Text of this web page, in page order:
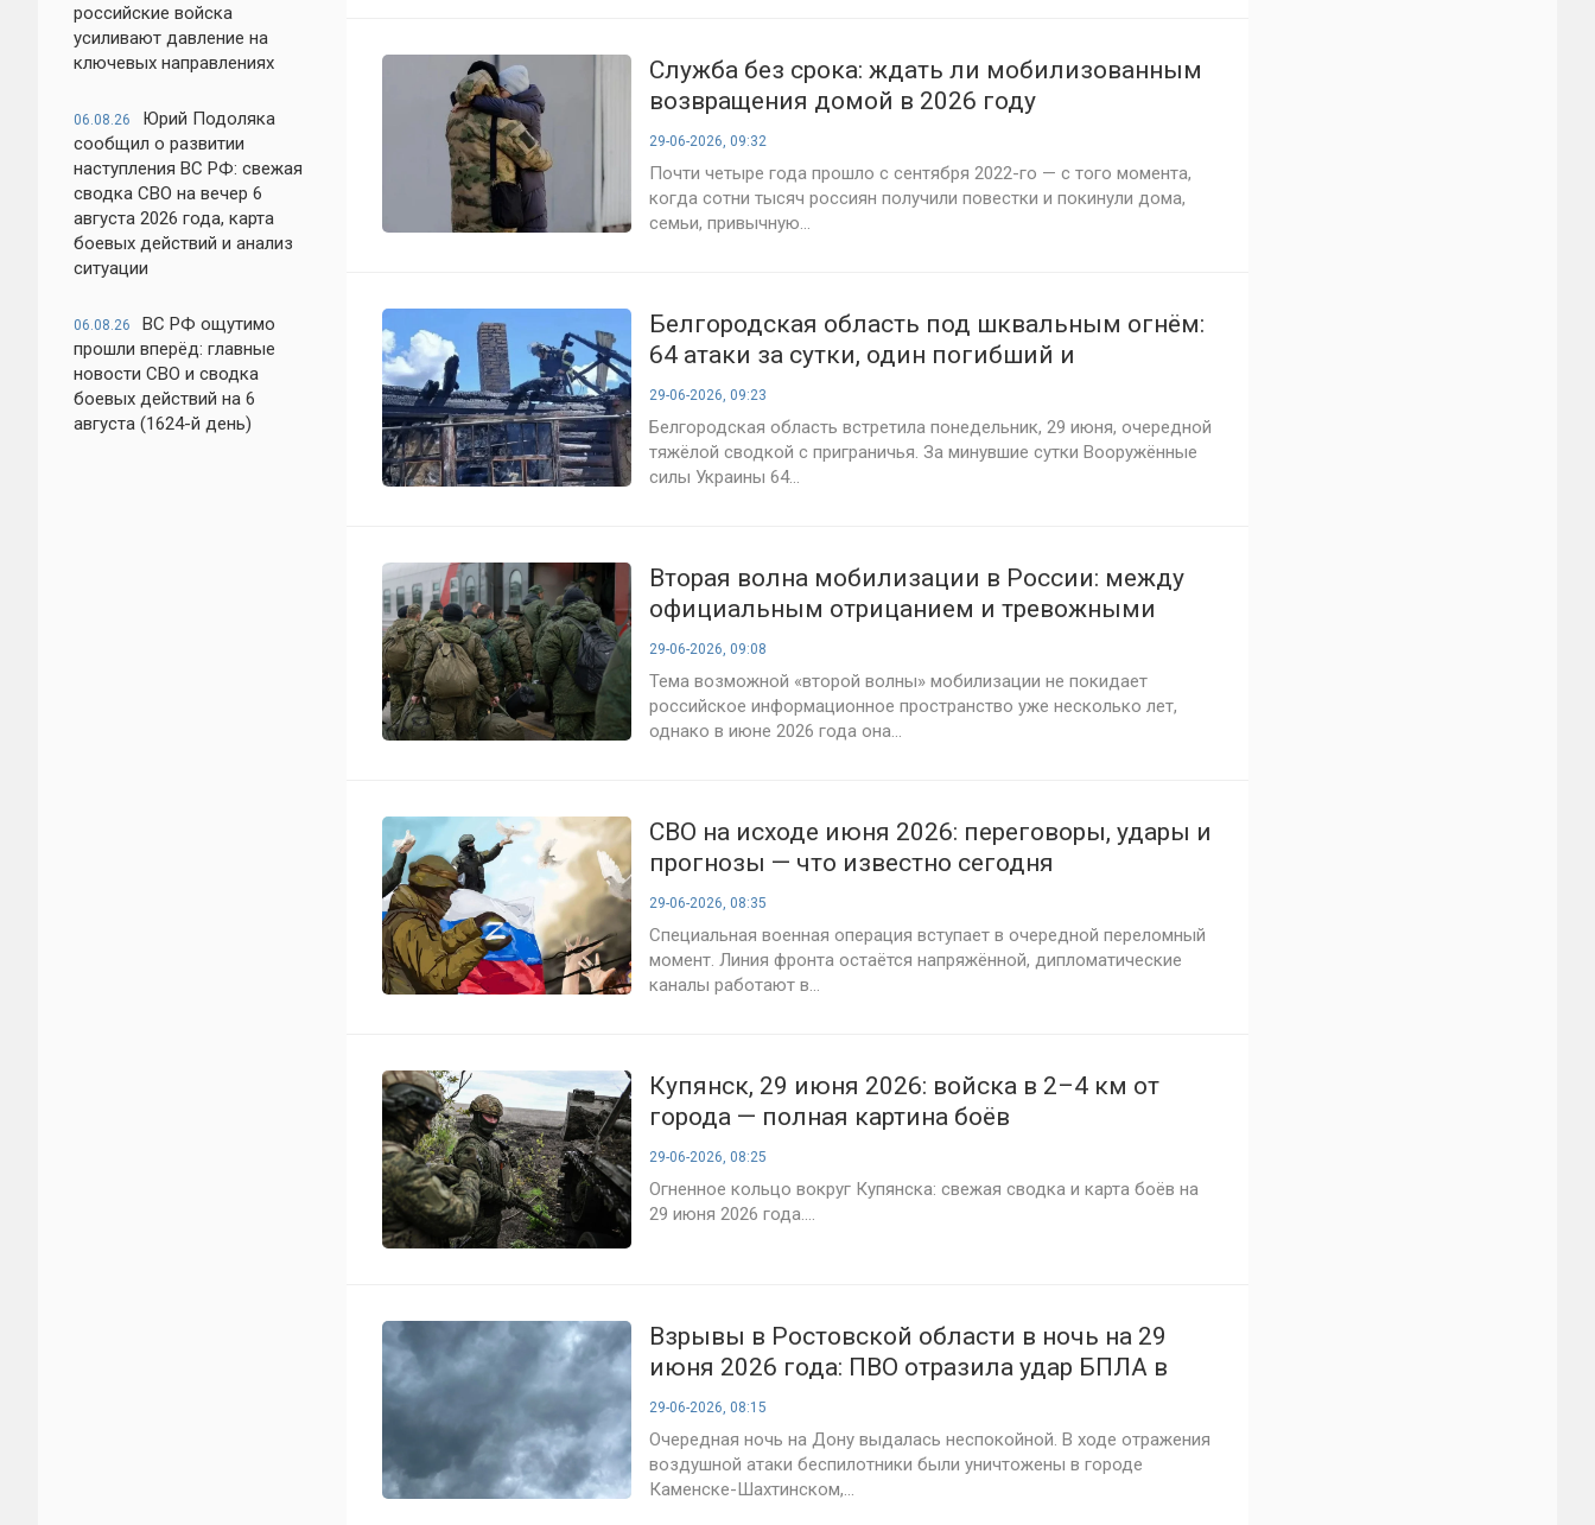
российские войска
усиливают давление на
ключевых направлениях
06.08.26
Юрий Подоляка
сообщил о развитии
наступления ВС РФ: свежая
сводка СВО на вечер 6
августа 2026 года, карта
боевых действий и анализ
ситуации
06.08.26
ВС РФ ощутимо
прошли вперёд: главные
новости СВО и сводка
боевых действий на 6
августа (1624-й день)
Служба без срока: ждать ли мобилизованным
возвращения домой в 2026 году
29-06-2026, 09:32
Почти четыре года прошло с сентября 2022-го — с того момента,
когда сотни тысяч россиян получили повестки и покинули дома,
семьи, привычную...
Белгородская область под шквальным огнём:
64 атаки за сутки, один погибший и
разрушения в десятках сёл
29-06-2026, 09:23
Белгородская область встретила понедельник, 29 июня, очередной
тяжёлой сводкой с приграничья. За минувшие сутки Вооружённые
силы Украины 64...
Вторая волна мобилизации в России: между
официальным отрицанием и тревожными
сигналами — что известно на 29 июня 2026
года
29-06-2026, 09:08
Тема возможной «второй волны» мобилизации не покидает
российское информационное пространство уже несколько лет,
однако в июне 2026 года она...
СВО на исходе июня 2026: переговоры, удары и
прогнозы — что известно сегодня
29-06-2026, 08:35
Специальная военная операция вступает в очередной переломный
момент. Линия фронта остаётся напряжённой, дипломатические
каналы работают в...
Купянск, 29 июня 2026: войска в 2–4 км от
города — полная картина боёв
29-06-2026, 08:25
Огненное кольцо вокруг Купянска: свежая сводка и карта боёв на
29 июня 2026 года....
Взрывы в Ростовской области в ночь на 29
июня 2026 года: ПВО отразила удар БПЛА в
Каменске-Шахтинском и двух районах
29-06-2026, 08:15
Очередная ночь на Дону выдалась неспокойной. В ходе отражения
воздушной атаки беспилотники были уничтожены в городе
Каменске-Шахтинском,...